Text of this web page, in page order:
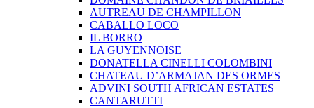
AUTREAU DE CHAMPILLON
CABALLO LOCO
IL BORRO
LA GUYENNOISE
DONATELLA CINELLI COLOMBINI
CHATEAU D’ARMAJAN DES ORMES
ADVINI SOUTH AFRICAN ESTATES
CANTARUTTI